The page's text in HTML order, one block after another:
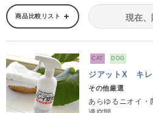
商品比較リスト 現在
CAT DOG
ジアットX キレ
その他厳選
あらゆるニオイ・